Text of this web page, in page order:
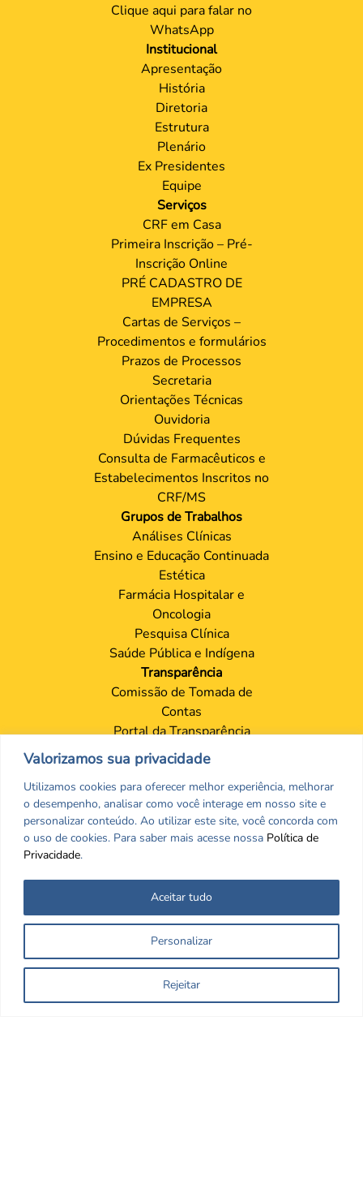
Valorizamos sua privacidade
Utilizamos cookies para oferecer melhor experiência, melhorar
o desempenho, analisar como você interage em nosso site e
personalizar conteúdo. Ao utilizar este site, você concorda com
o uso de cookies. Para saber mais acesse nossa Política de
Privacidade.
Personalizar
Rejeitar
Aceitar tudo
Clique aqui para falar no
WhatsApp
Institucional
Apresentação
História
Diretoria
Estrutura
Plenário
Ex Presidentes
Equipe
Serviços
CRF em Casa
Primeira Inscrição – Pré-
Inscrição Online
PRÉ CADASTRO DE
EMPRESA
Cartas de Serviços –
Procedimentos e formulários
Prazos de Processos
Secretaria
Orientações Técnicas
Ouvidoria
Dúvidas Frequentes
Consulta de Farmacêuticos e
Estabelecimentos Inscritos no
CRF/MS
Grupos de Trabalhos
Análises Clínicas
Ensino e Educação Continuada
Estética
Farmácia Hospitalar e
Oncologia
Pesquisa Clínica
Saúde Pública e Indígena
Transparência
Comissão de Tomada de
Contas
Portal da Transparência
Proteção de Dados – LGPD
Contatos
Sede
Setores
Ouvidoria